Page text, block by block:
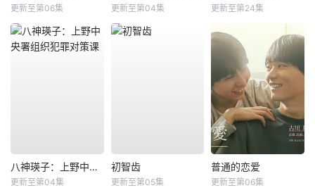
更新至第06集 更新至第04集 更新至第24集
八神瑛子：上野中央署组织犯罪对策课
更新至第04集
初智齿
更新至第05集
普通的恋爱
更新至第06集